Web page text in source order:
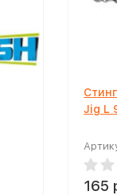
Jig L
165